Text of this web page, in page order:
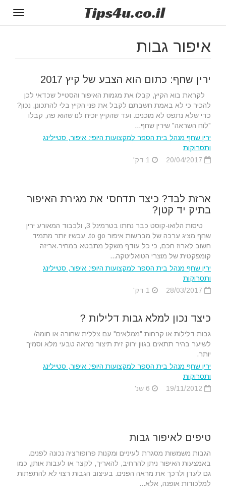
Tips4u.co.il
איפור גבות
ירין שחף: כתום הוא הצבע של קיץ 2017
לקראת בוא הקיץ, קבלו את מגמות האיפור והסטייל שכדאי לכן
להכיר כי לא באמת חשבתם לקבל את פני הקיץ בלי להתכונן, נכון?
כדי שלא נתפס לא מוכנים. ועד שהקיץ יוכיח לנו שהוא פה, קבלו
"לוח השראה" שירין שחף...
ירין שחף מנהל בית הספר למקצועות היופי: איפור, סטיילינג
ותסרוקות
ארזת לבד? כיצד תדחסי את מגירת האיפור
בתיק יד קטן?
טיסות הלואו-קוסט כבר נחתו בטרמינל 3, ולכבוד המאורע ירין
שחף מציג ערכה של מברשות איפור to go. עכשיו יותר מתמיד
חשוב לארוז חכם, כי כל עודף משקל מתבטא במחיר.אריזה
קומפקטית של מוצרי הטואליטקה...
ירין שחף מנהל בית הספר למקצועות היופי: איפור, סטיילינג
ותסרוקות
כיצד נכון למלא גבות דלילות ?
גבות דלילות או קרחות "ממלאים" עם צללית שחורה או חומה/
לשיער בהיר תתאים בגוון ירוק זית תיצור מראה טבעי מלא וסמיך
יותר.
ירין שחף מנהל בית הספר למקצועות היופי: איפור, סטיילינג
ותסרוקות
טיפים לאיפור גבות
הגבות משמשות מסגרת לעיניים ומקנות פרופורציה נכונה לפנים.
באמצעות האיפור ניתן להרחיב, להאריך, לקצר או לעבות אותן, כמו
גם לעדן ולרכך את מראה הפנים. בעיצוב הגבות רצוי לא להתפתות
למלכודות אופנה, אלא...